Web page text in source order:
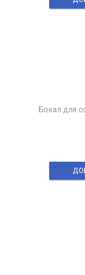
Бокал для